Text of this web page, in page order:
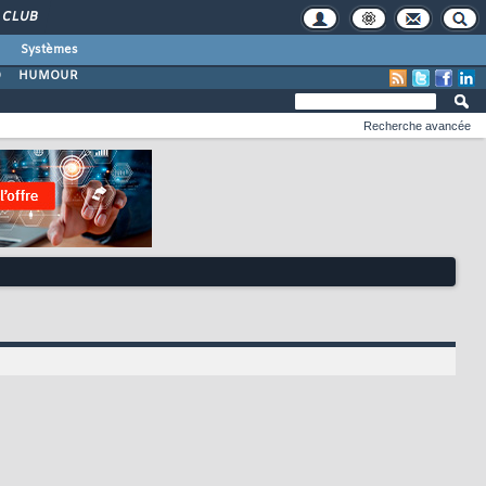
CLUB
Systèmes
HUMOUR
Recherche avancée